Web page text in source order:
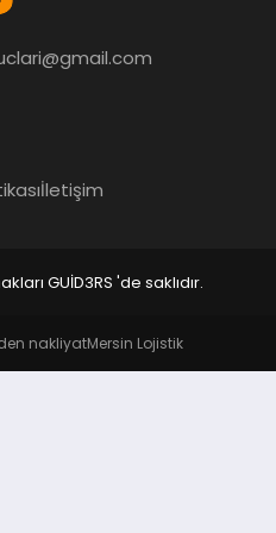
İletişim
GUİD3RS 'de saklıdır.
nakliyatMersin Lojistik